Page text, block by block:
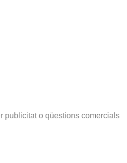
publicitat o qüestions comercials